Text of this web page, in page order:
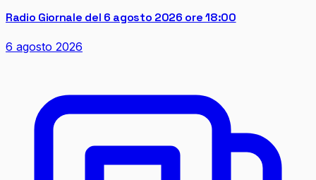
Radio Giornale del 6 agosto 2026 ore 18:00
6 agosto 2026